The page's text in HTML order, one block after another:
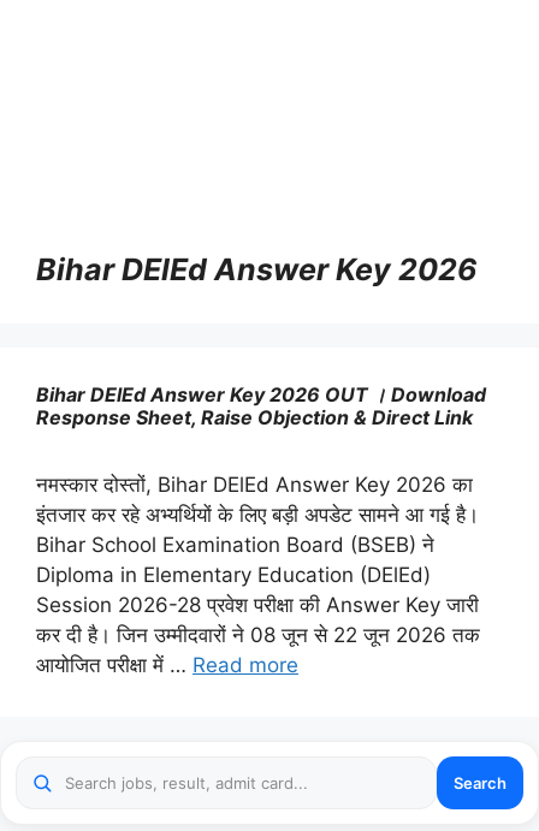
Bihar DElEd Answer Key 2026
Bihar DElEd Answer Key 2026 OUT । Download
Response Sheet, Raise Objection & Direct Link
नमस्कार दोस्तों, Bihar DElEd Answer Key 2026 का
इंतजार कर रहे अभ्यर्थियों के लिए बड़ी अपडेट सामने आ गई है।
Bihar School Examination Board (BSEB) ने
Diploma in Elementary Education (DElEd)
Session 2026-28 प्रवेश परीक्षा की Answer Key जारी
कर दी है। जिन उम्मीदवारों ने 08 जून से 22 जून 2026 तक
आयोजित परीक्षा में … Read more
Search